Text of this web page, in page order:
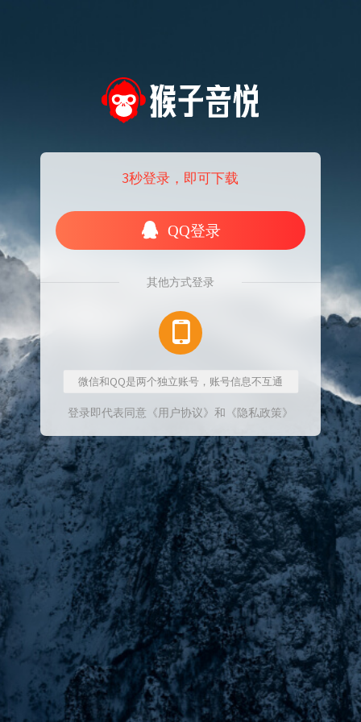
3秒登录，即可下载
QQ登录
其他方式登录
微信和QQ是两个独立账号，账号信息不互通
登录即代表同意 《用户协议》 和 《隐私政策》